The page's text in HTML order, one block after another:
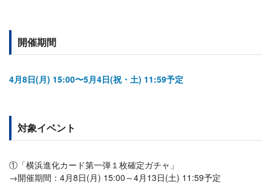
開催期間
4月8日(月) 15:00〜5月4日(祝・土) 11:59予定
対象イベント
①「横浜進化カード第一弾１枚確定ガチャ」
→開催期間：4月8日(月) 15:00～4月13日(土) 11:59予定